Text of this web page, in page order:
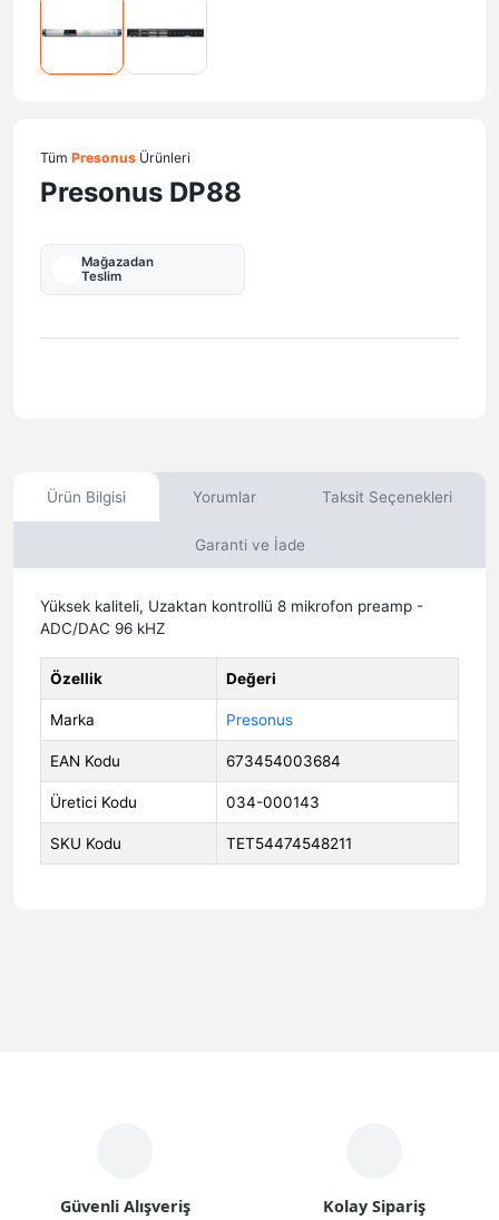
Tüm Presonus Ürünleri
Presonus DP88
Mağazadan
Teslim
Ürün Bilgisi Yorumlar Taksit Seçenekleri
Garanti ve İade
Yüksek kaliteli, Uzaktan kontrollü 8 mikrofon preamp -
ADC/DAC 96 kHZ
Özellik Değeri
Marka Presonus
EAN Kodu 673454003684
Üretici Kodu 034-000143
SKU Kodu TET54474548211
Güvenli Alışveriş Kolay Sipariş